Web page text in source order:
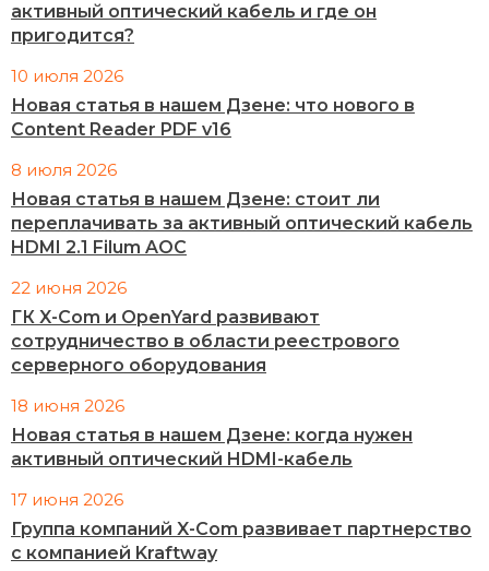
активный оптический кабель и где он
пригодится?
10 июля 2026
Новая статья в нашем Дзене: что нового в
Content Reader PDF v16
8 июля 2026
Новая статья в нашем Дзене: стоит ли
переплачивать за активный оптический кабель
HDMI 2.1 Filum AOC
22 июня 2026
ГК X-Com и OpenYard развивают
сотрудничество в области реестрового
серверного оборудования
18 июня 2026
Новая статья в нашем Дзене: когда нужен
активный оптический HDMI-кабель
17 июня 2026
Группа компаний X-Com развивает партнерство
с компанией Kraftway